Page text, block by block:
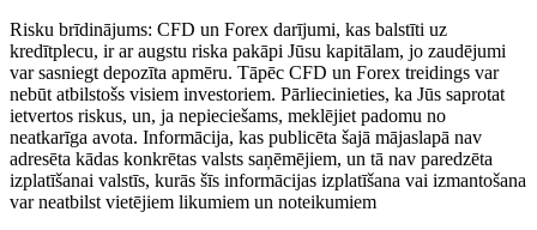
Risku brīdinājums: CFD un Forex darījumi, kas balstīti uz
kredītplecu, ir ar augstu riska pakāpi Jūsu kapitālam, jo zaudējumi
var sasniegt depozīta apmēru. Tāpēc CFD un Forex treidings var
nebūt atbilstošs visiem investoriem. Pārliecinieties, ka Jūs saprotat
ietvertos riskus, un, ja nepieciešams, meklējiet padomu no
neatkarīga avota. Informācija, kas publicēta šajā mājaslapā nav
adresēta kādas konkrētas valsts saņēmējiem, un tā nav paredzēta
izplatīšanai valstīs, kurās šīs informācijas izplatīšana vai izmantošana
var neatbilst vietējiem likumiem un noteikumiem